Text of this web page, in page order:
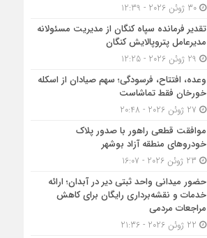
30 ژوئن 2026 - 12:39
تقدیر فرمانده سپاه کنگان از مدیریت مسئولانه
مدیرعامل پتروپالایش کنگان
وعده، افتتاح، فرسودگی؛ سهم صیادان از اسکله
خورخان فقط تماشاست
موافقت قطعی راهور با صدور پلاک
خودروهای منطقه آزاد بوشهر
حضور میدانی واحد ثبتی دیر در آبدان؛ ارائه
خدمات و نقشه‌برداری رایگان برای کاهش
مراجعات مردمی